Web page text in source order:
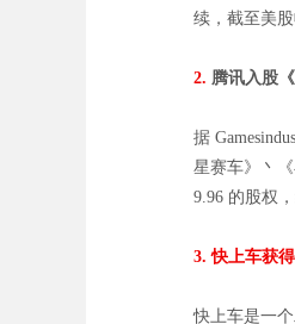
续，截至美
2. 腾讯入股
据
星赛车》丶
9.96 的股权
3. 快上车获
快上车是一